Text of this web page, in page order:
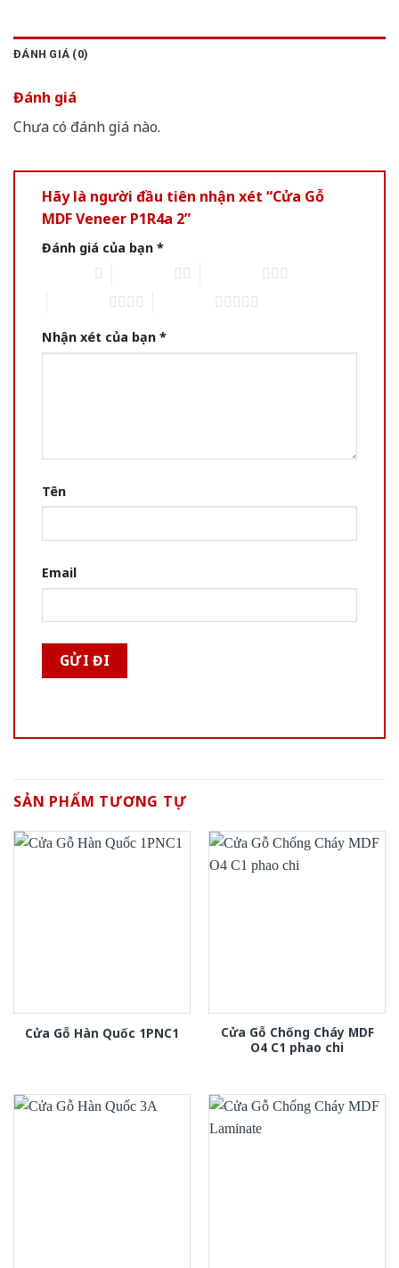
ĐÁNH GIÁ (0)
Đánh giá
Chưa có đánh giá nào.
Hãy là người đầu tiên nhận xét “Cửa Gỗ
MDF Veneer P1R4a 2”
Đánh giá của bạn *
Nhận xét của bạn *
Tên
Email
SẢN PHẨM TƯƠNG TỰ
Cửa Gỗ Hàn Quốc 1PNC1
Cửa Gỗ Chống Cháy MDF
O4 C1 phao chi